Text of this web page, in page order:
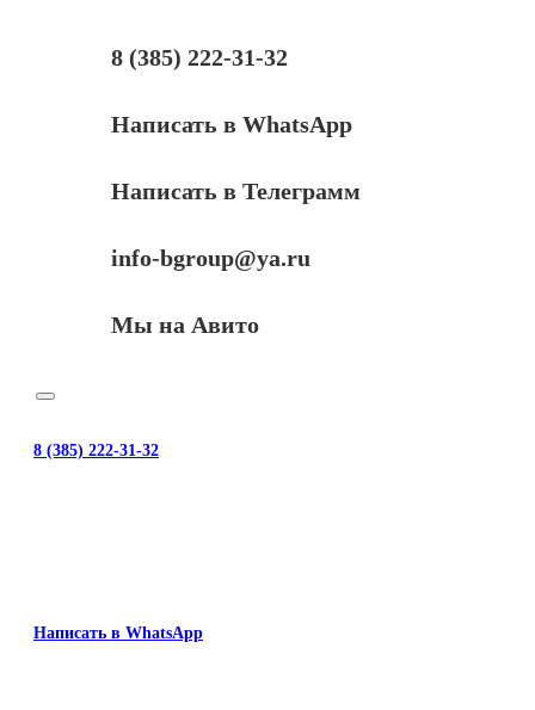
8 (385) 222-31-32
Написать в WhatsApp
Написать в Телеграмм
info-bgroup@ya.ru
Мы на Авито
8 (385) 222-31-32
Написать в WhatsApp